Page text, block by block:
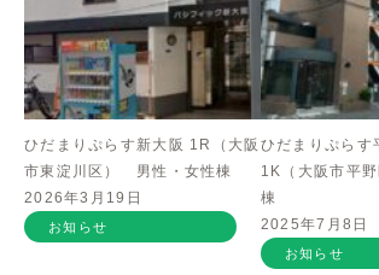
ひだまりぷらす新大阪 1R（大阪
市東淀川区） 男性・女性棟
2026年3月19日
お知らせ
ひだまりぷら
1K（大阪市平
棟
2025年7月8日
お知らせ